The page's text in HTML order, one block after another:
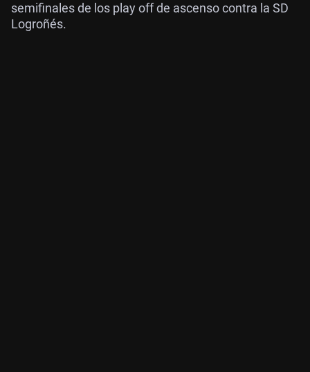
semifinales de los play off de ascenso contra la SD
Logroñés.